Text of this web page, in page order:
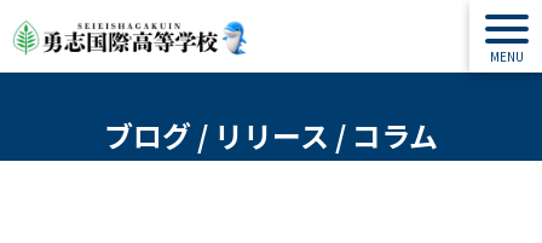
ブログ / リリース / コラム